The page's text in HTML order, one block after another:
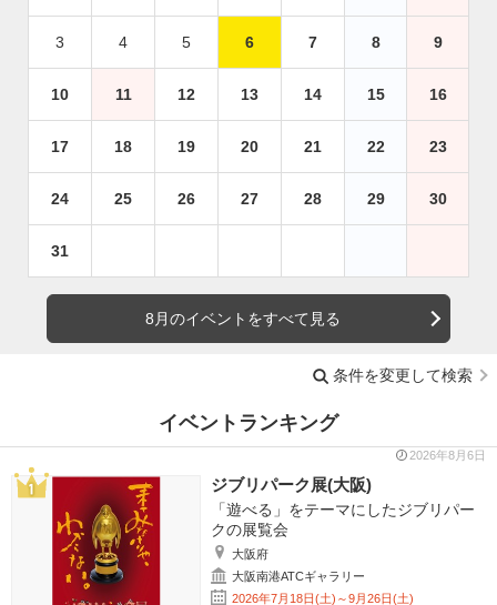
3 4 5 6 7 8 9
10 11 12 13 14 15 16
17 18 19 20 21 22 23
24 25 26 27 28 29 30
31
8月のイベントをすべて見る
条件を変更して検索
イベントランキング
2026年8月6日
ジブリパーク展(大阪)
「遊べる」をテーマにしたジブリパー
クの展覧会
大阪府
大阪南港ATCギャラリー
2026年7月18日(土)～9月26日(土)